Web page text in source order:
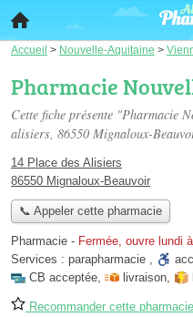
Accueil > Nouvelle-Aquitaine >
Pharmacie
Cette fiche présente "Pharmacie
alisiers, 86550 Mignaloux-
14 Place des Alisiers
86550 Mignaloux-Beauvoir
📞 Appeler cette pharmacie
Pharmacie - Fermée, ouvre lundi
Services : parapharmacie ,
CB acceptée, livraison,
Recommander cette pharmacie